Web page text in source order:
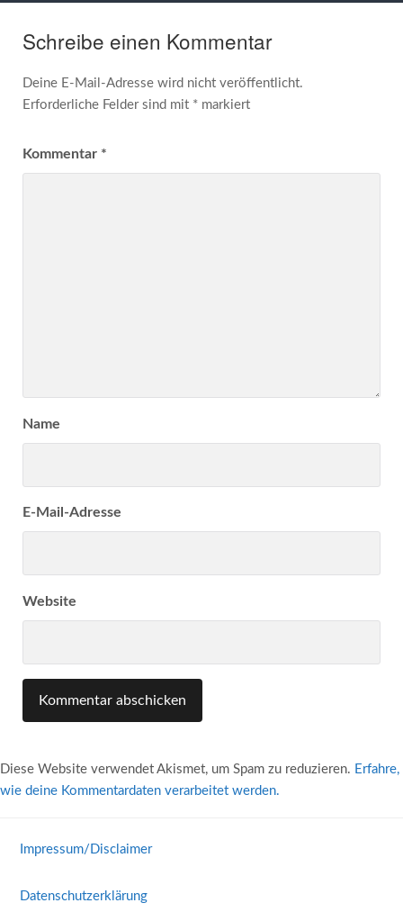
Schreibe einen Kommentar
Deine E-Mail-Adresse wird nicht veröffentlicht.
Erforderliche Felder sind mit *markiert
Kommentar *
Name
E-Mail-Adresse
Website
Diese Website verwendet Akismet, um Spam zu reduzieren. Erfahre,
wie deine Kommentardaten verarbeitet werden.
Impressum/Disclaimer
Datenschutzerklärung